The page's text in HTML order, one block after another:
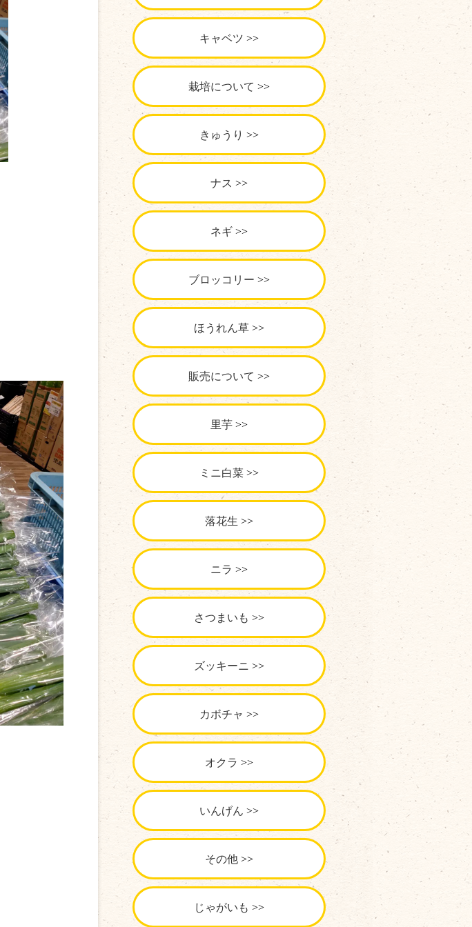
キャベツ
栽培について
きゅうり
ナス
ネギ
ブロッコリー
ほうれん草
販売について
里芋
ミニ白菜
落花生
ニラ
さつまいも
ズッキーニ
カボチャ
オクラ
いんげん
その他
じゃがいも